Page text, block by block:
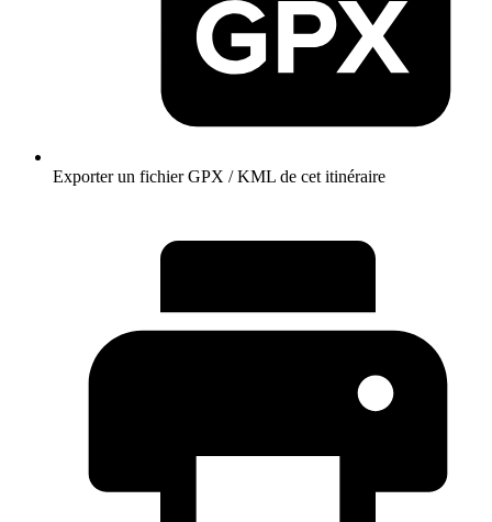
Exporter un fichier GPX / KML de cet itinéraire